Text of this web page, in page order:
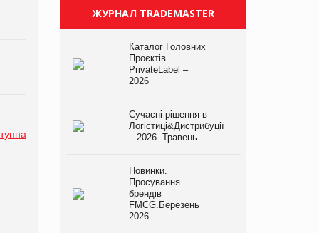
ЖУРНАЛ TRADEMASTER
Каталог Головних
Проєктів
PrivateLabel –
2026
Сучасні рішення в
Логістиці&Дистрибуції
– 2026. Травень
Новинки.
Просування
брендів
FMCG.Березень
2026